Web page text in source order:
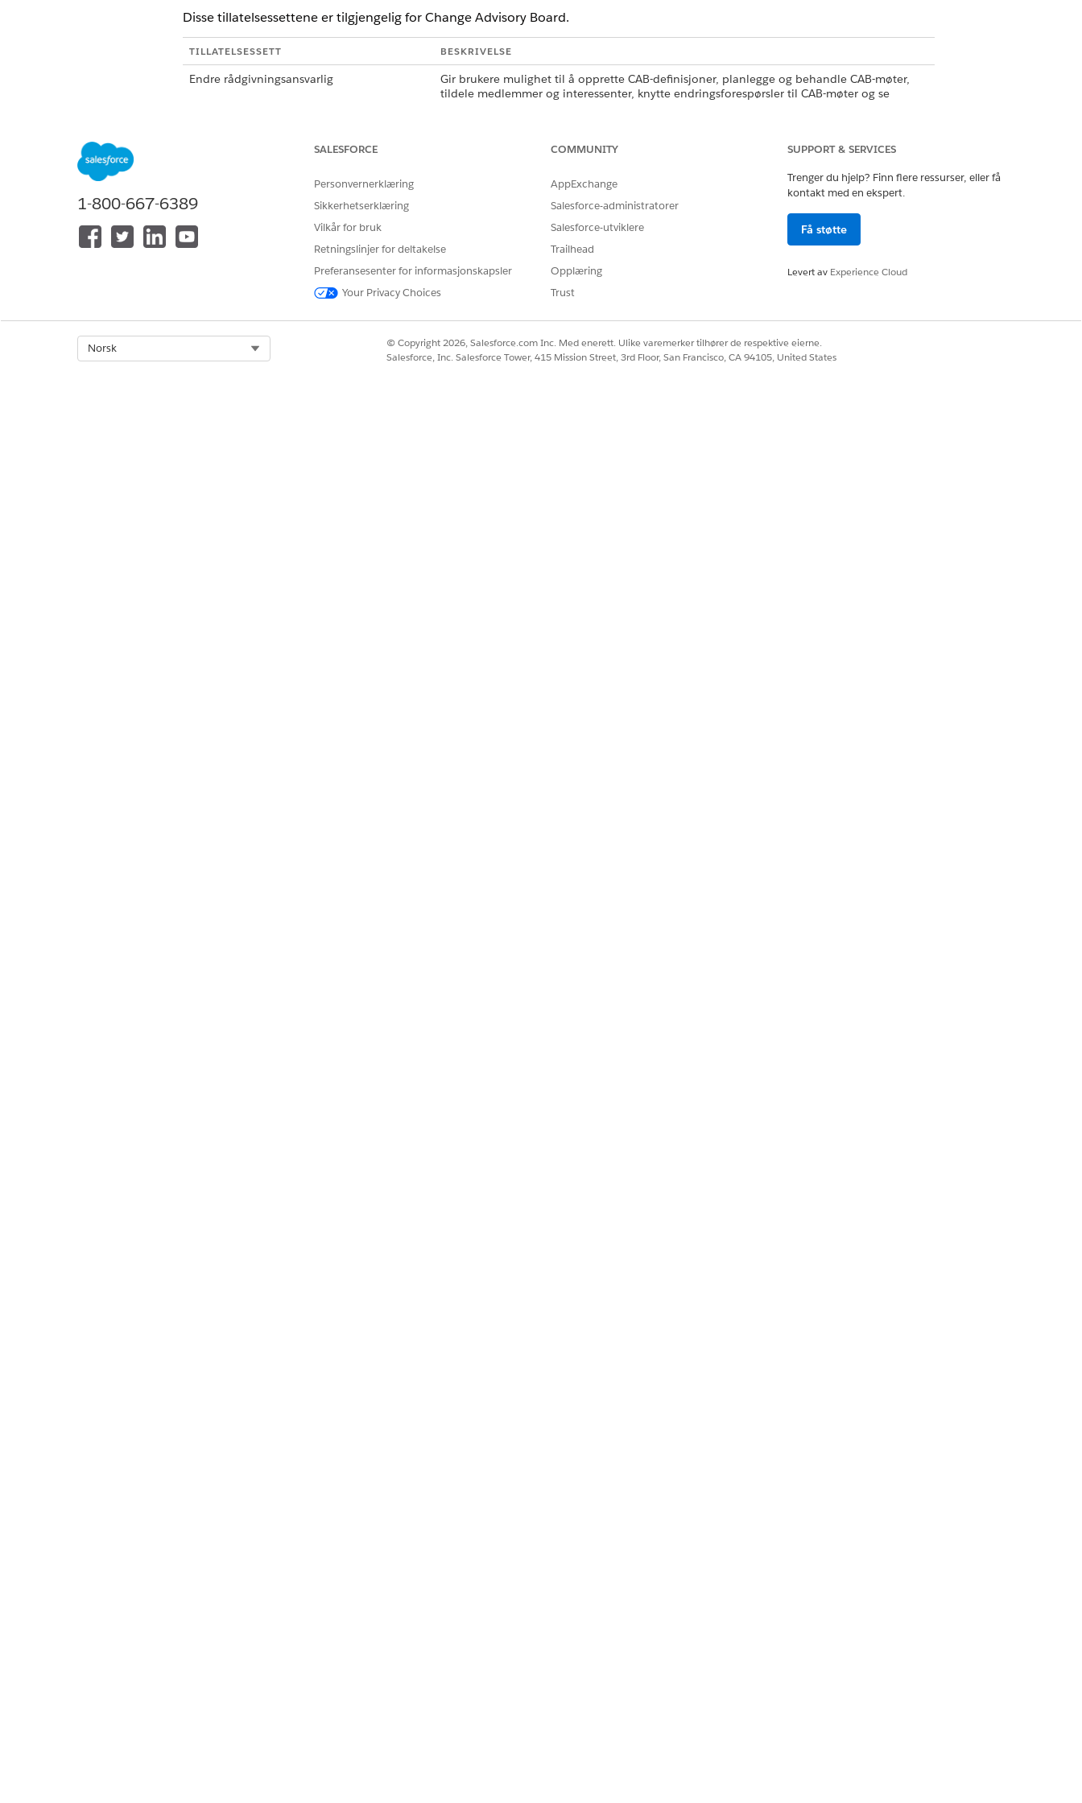
Disse tillatelsessettene er tilgjengelig for Change Advisory Board.
TILLATELSESSETT BESKRIVELSE
Endre rådgivningsansvarlig
Gir brukere mulighet til å opprette CAB-definisjoner, planlegge og behandle CAB-møter,
tildele medlemmer og interessenter, knytte endringsforespørsler til CAB-møter og se
og endringsforespørsler.
HJALP DENNE ARTIKKELEN MED Å LØSE PROBLEMET DITT?
La oss få vite det slik at vi kan forbedre!
Ja
1-800-667-6389
SALESFORCE
Personvernerklæring
Sikkerhetserklæring
Vilkår for bruk
Retningslinjer for deltakelse
Preferansesenter for informasjonskapsler
Your Privacy Choices
COMMUNITY
AppExchange
Salesforce-administratorer
Salesforce-utviklere
Trailhead
Opplæring
Trust
SUPPORT & SERVICES
Trenger du hjelp? Finn flere ressurser, eller få
kontakt med en ekspert.
Få støtte
Levert av Experience Cloud
Norsk
© Copyright 2026, Salesforce.com Inc. Med enerett. Ulike varemerker tilhører de respektive eierne.
Salesforce, Inc. Salesforce Tower, 415 Mission Street, 3rd Floor, San Francisco, CA 94105, United States